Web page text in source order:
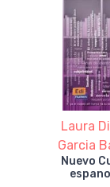
Laura
Garcia
Lloret ,
Nuevo